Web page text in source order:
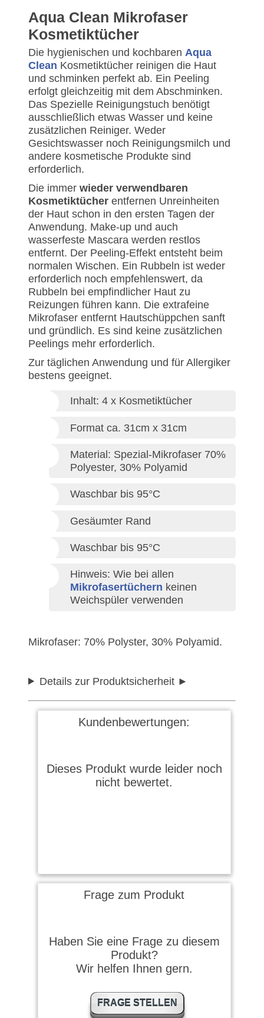
Aqua Clean Mikrofaser
Kosmetiktücher
Die hygienischen und kochbaren Aqua
Clean Kosmetiktücher reinigen die Haut
und schminken perfekt ab. Ein Peeling
erfolgt gleichzeitig mit dem Abschminken.
Das Spezielle Reinigungstuch benötigt
ausschließlich etwas Wasser und keine
zusätzlichen Reiniger. Weder
Gesichtswasser noch Reinigungsmilch und
andere kosmetische Produkte sind
erforderlich.
Die immer wieder verwendbaren
Kosmetiktücher entfernen Unreinheiten
der Haut schon in den ersten Tagen der
Anwendung. Make-up und auch
wasserfeste Mascara werden restlos
entfernt. Der Peeling-Effekt entsteht beim
normalen Wischen. Ein Rubbeln ist weder
erforderlich noch empfehlenswert, da
Rubbeln bei empfindlicher Haut zu
Reizungen führen kann. Die extrafeine
Mikrofaser entfernt Hautschüppchen sanft
und gründlich. Es sind keine zusätzlichen
Peelings mehr erforderlich.
Zur täglichen Anwendung und für Allergiker
bestens geeignet.
Inhalt: 4 x Kosmetiktücher
Format ca. 31cm x 31cm
Material: Spezial-Mikrofaser 70%
Polyester, 30% Polyamid
Waschbar bis 95°C
Gesäumter Rand
Waschbar bis 95°C
Hinweis: Wie bei allen
Mikrofasertüchern keinen
Weichspüler verwenden
Mikrofaser: 70% Polyster, 30% Polyamid.
Details zur Produktsicherheit
Kundenbewertungen:
Dieses Produkt wurde leider noch
nicht bewertet.
Frage zum Produkt
Haben Sie eine Frage zu diesem
Produkt?
Wir helfen Ihnen gern.
FRAGE STELLEN